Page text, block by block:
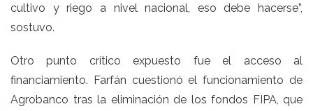
cultivo y riego a nivel nacional, eso debe hacerse”,
sostuvo.
Otro punto crítico expuesto fue el acceso al
financiamiento. Farfán cuestionó el funcionamiento de
Agrobanco tras la eliminación de los fondos FIPA, que